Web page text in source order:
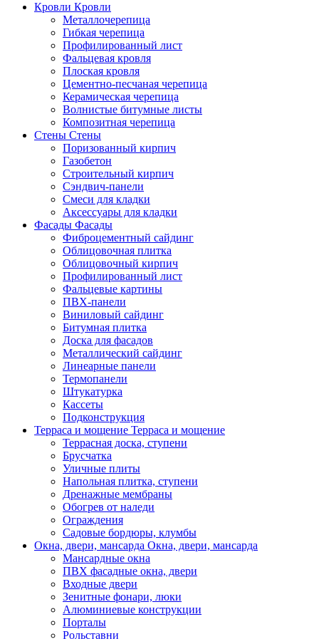
Кровли Кровли
Металлочерепица
Гибкая черепица
Профилированный лист
Фальцевая кровля
Плоская кровля
Цементно-песчаная черепица
Керамическая черепица
Волнистые битумные листы
Композитная черепица
Стены Стены
Поризованный кирпич
Газобетон
Строительный кирпич
Сэндвич-панели
Смеси для кладки
Аксессуары для кладки
Фасады Фасады
Фиброцементный сайдинг
Облицовочная плитка
Облицовочный кирпич
Профилированный лист
Фальцевые картины
ПВХ-панели
Виниловый сайдинг
Битумная плитка
Доска для фасадов
Металлический сайдинг
Линеарные панели
Термопанели
Штукатурка
Кассеты
Подконструкция
Терраса и мощение Терраса и мощение
Террасная доска, ступени
Брусчатка
Уличные плиты
Напольная плитка, ступени
Дренажные мембраны
Обогрев от наледи
Ограждения
Садовые бордюры, клумбы
Окна, двери, мансарда Окна, двери, мансарда
Мансардные окна
ПВХ фасадные окна, двери
Входные двери
Зенитные фонари, люки
Алюминиевые конструкции
Порталы
Рольставни